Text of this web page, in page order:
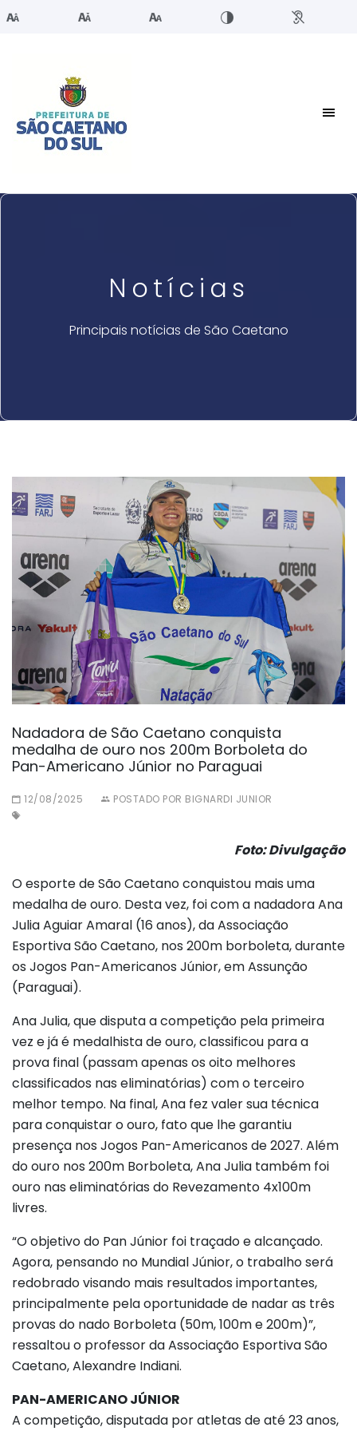
Notícias
Principais notícias de São Caetano
Nadadora de São Caetano conquista
medalha de ouro nos 200m Borboleta do
Pan-Americano Júnior no Paraguai
12/08/2025 POSTADO POR BIGNARDI JUNIOR
Foto: Divulgação
O esporte de São Caetano conquistou mais uma
medalha de ouro. Desta vez, foi com a nadadora Ana
Julia Aguiar Amaral (16 anos), da Associação
Esportiva São Caetano, nos 200m borboleta, durante
os Jogos Pan-Americanos Júnior, em Assunção
(Paraguai).
Ana Julia, que disputa a competição pela primeira
vez e já é medalhista de ouro, classificou para a
prova final (passam apenas os oito melhores
classificados nas eliminatórias) com o terceiro
melhor tempo. Na final, Ana fez valer sua técnica
para conquistar o ouro, fato que lhe garantiu
presença nos Jogos Pan-Americanos de 2027. Além
do ouro nos 200m Borboleta, Ana Julia também foi
ouro nas eliminatórias do Revezamento 4x100m
livres.
“O objetivo do Pan Júnior foi traçado e alcançado.
Agora, pensando no Mundial Júnior, o trabalho será
redobrado visando mais resultados importantes,
principalmente pela oportunidade de nadar as três
provas do nado Borboleta (50m, 100m e 200m)”,
ressaltou o professor da Associação Esportiva São
Caetano, Alexandre Indiani.
PAN-AMERICANO JÚNIOR
A competição, disputada por atletas de até 23 anos,